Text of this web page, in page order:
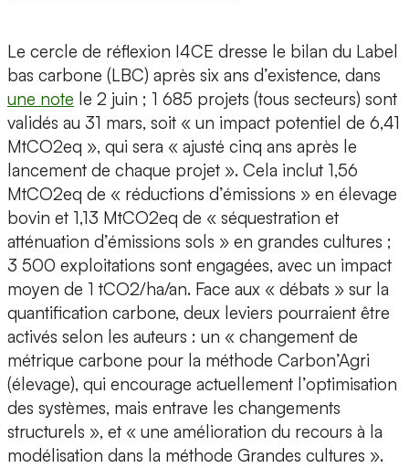
Le cercle de réflexion I4CE dresse le bilan du Label
bas carbone (LBC) après six ans d’existence, dans
une note le 2 juin ; 1 685 projets (tous secteurs) sont
validés au 31 mars, soit « un impact potentiel de 6,41
MtCO2eq », qui sera « ajusté cinq ans après le
lancement de chaque projet ». Cela inclut 1,56
MtCO2eq de « réductions d’émissions » en élevage
bovin et 1,13 MtCO2eq de « séquestration et
atténuation d’émissions sols » en grandes cultures ;
3 500 exploitations sont engagées, avec un impact
moyen de 1 tCO2/ha/an. Face aux « débats » sur la
quantification carbone, deux leviers pourraient être
activés selon les auteurs : un « changement de
métrique carbone pour la méthode Carbon’Agri
(élevage), qui encourage actuellement l’optimisation
des systèmes, mais entrave les changements
structurels », et « une amélioration du recours à la
modélisation dans la méthode Grandes cultures ».